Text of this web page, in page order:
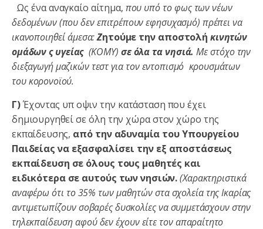
Ως ένα αναγκαίο αίτημα, που υπό το φως των νέων
δεδομένων (που δεν επιτρέπουν εφησυχασμό) πρέπει να
ικανοποιηθεί άμεσα:Ζητούμε την αποστολήκινητών
ομάδων ς υγείας (ΚΟΜΥ) σε όλα τα νησιά.Με στόχο την
διεξαγωγή μαζικών τεστ για τον εντοπισμό κρουσμάτων
του κορoνοϊού.
Γ)Έχοντας υπ οψιν την κατάσταση που έχει
δημιουργηθεί σε όλη την χώρα στον χώρο της
εκπαίδευσης, από την αδυναμία του Υπουργείου
Παιδείας να εξασφαλίσει την εξ αποστάσεως
εκπαίδευση σε όλους τους μαθητές και
ειδικότερα σε αυτούς των νησιών.(Χαρακτηριστικά
αναφέρω ότι το 35% των μαθητών στα σχολεία της Ικαρίας
αντιμετωπίζουν σοβαρές δυσκολίες να συμμετάσχουν στην
τηλεκπαίδευση αφού δεν έχουν είτε τον απαραίτητο